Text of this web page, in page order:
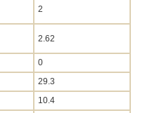
2
2.62
0
29.3
10.4